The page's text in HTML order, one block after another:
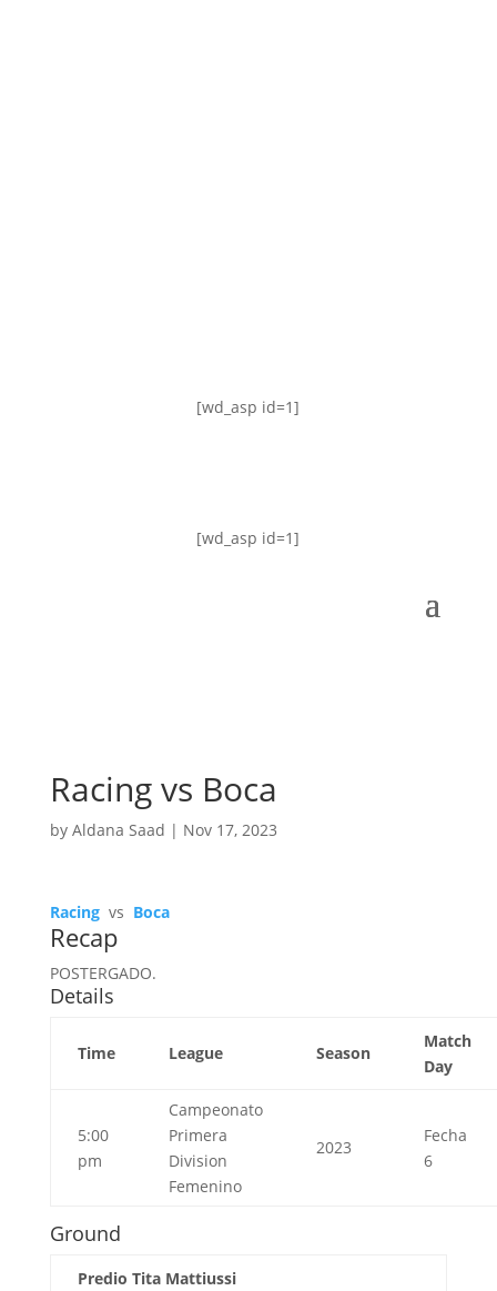
[wd_asp id=1]
[wd_asp id=1]
Racing vs Boca
by Aldana Saad | Nov 17, 2023
Racing vs Boca
Recap
POSTERGADO.
Details
Time League Season
Match
Day
5:00
pm
Campeonato
Primera
Division
Femenino
2023
Fecha
6
Ground
Predio Tita Mattiussi